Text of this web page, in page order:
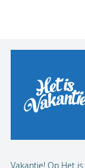
Vakantie! Op Het